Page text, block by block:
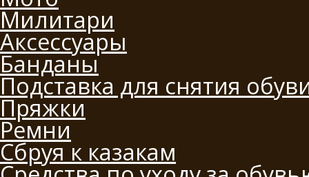
Милитари
Аксессуары
Банданы
Подставка для снятия
Пряжки
Ремни
Сбруя к казакам